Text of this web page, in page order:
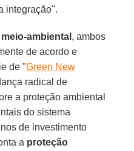
integração".
ambiental , ambos
de acordo e
de "Green New
radical de
a proteção ambiental
do sistema
de investimento
a proteção